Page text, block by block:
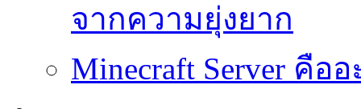
จากความยุ่งยาก
Minecraft Server คืออ